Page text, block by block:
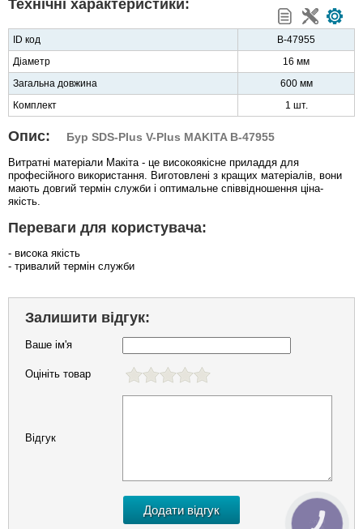
Технічні характеристики:
ID код
B-47955
Діаметр
16 мм
Загальна довжина
600 мм
Комплект
1 шт.
Опис: Бур SDS-Plus V-Plus MAKITA B-47955
Витратні матеріали Макіта - це високоякісне приладдя для
професійного використання. Виготовлені з кращих матеріалів, вони
мають довгий термін служби і оптимальне співвідношення ціна-
якість.
Переваги для користувача:
- висока якість
- тривалий термін служби
Залишити відгук:
Ваше ім'я
Оцініть товар
Відгук
КНОПКА
ЗВ'ЯЗКУ